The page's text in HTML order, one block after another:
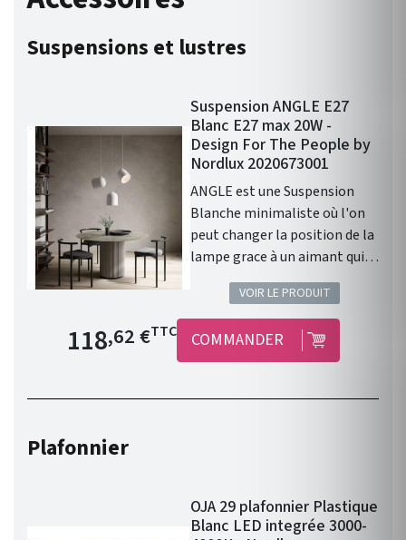
Suspensions et lustres
Suspension ANGLE E27
Blanc E27 max 20W -
Design For The People by
Nordlux 2020673001
ANGLE est une Suspension
Blanche minimaliste où l'on
peut changer la position de la
lampe grace à un aimant qui
se situe sur la corde. Culot
E27, 20W maximum pour
éclairer votre habitat ! Angle
est un luminaire exclusif à
l’allure industrielle, créé par la
sur le fil.
VOIR LE PRODUIT
Prix de base
118,62 €TTC COMMANDER
Plafonnier
OJA 29 plafonnier Plastique
Blanc LED integrée 3000-